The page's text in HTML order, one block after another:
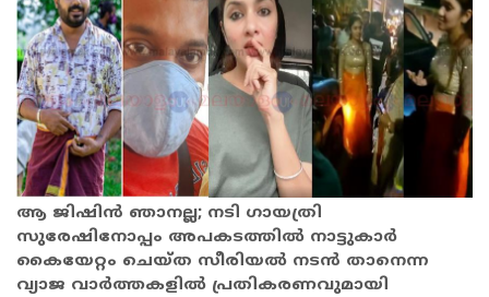
ആ ജിഷിന്‍ ഞാനല്ല; നടി ഗായത്രി
സുരേഷിനോപ്പം അപകടത്തിൽ നാട്ടുകാർ
കൈയേറ്റം ചെയ്ത സീരിയൽ നടൻ താനെന്ന
വ്യാജ വാര്‍ത്തകളില്‍ പ്രതികരണവുമായി